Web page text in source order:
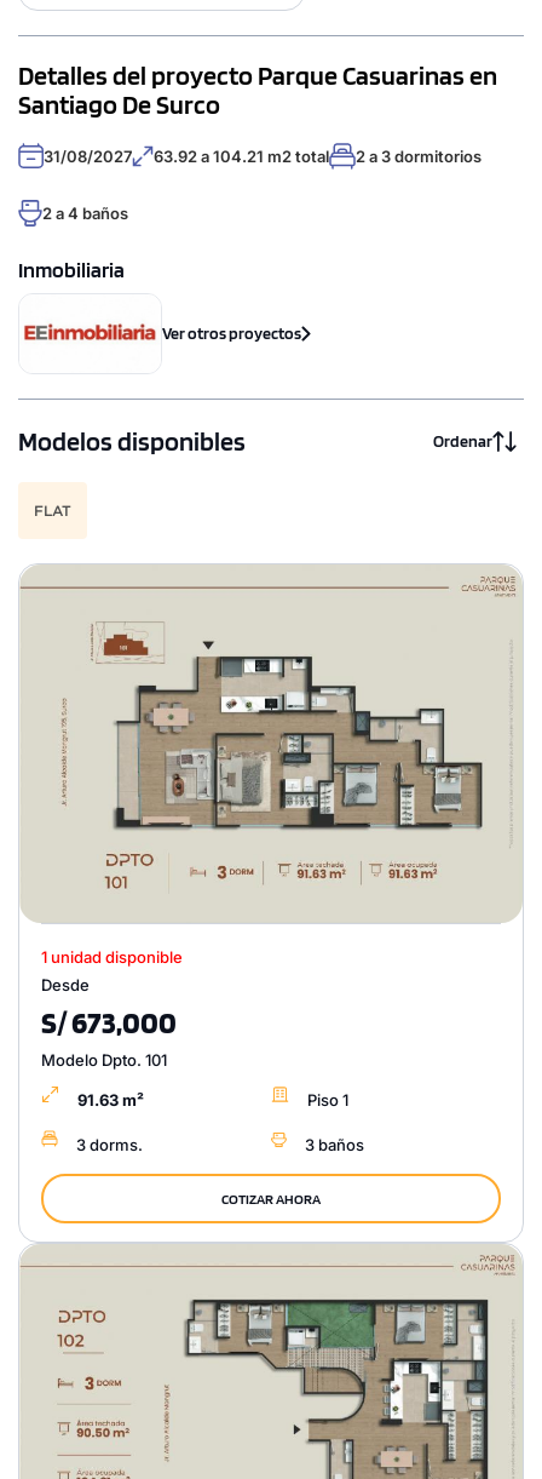
Detalles del proyecto Parque Casuarinas en
Santiago De Surco
31/08/2027 63.92 a 104.21 m2 total 2 a 3 dormitorios
2 a 4 baños
Inmobiliaria
Ver otros proyectos
Modelos disponibles Ordenar
FLAT
1 unidad disponible
Desde
S/ 673,000
Modelo Dpto. 101
91.63 m² Piso 1
3 dorms. 3 baños
COTIZAR AHORA